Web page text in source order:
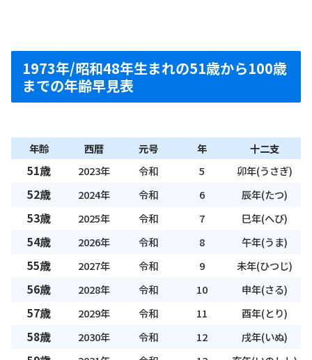
1973年/昭和48年生まれの51歳から100歳
までの年齢早見表
年齢 西暦 元号 年 十二支
51歳 2023年 令和 5 卯年(うさぎ)
52歳 2024年 令和 6 辰年(たつ)
53歳 2025年 令和 7 巳年(へび)
54歳 2026年 令和 8 午年(うま)
55歳 2027年 令和 9 未年(ひつじ)
56歳 2028年 令和 10 申年(さる)
57歳 2029年 令和 11 酉年(とり)
58歳 2030年 令和 12 戌年(いぬ)